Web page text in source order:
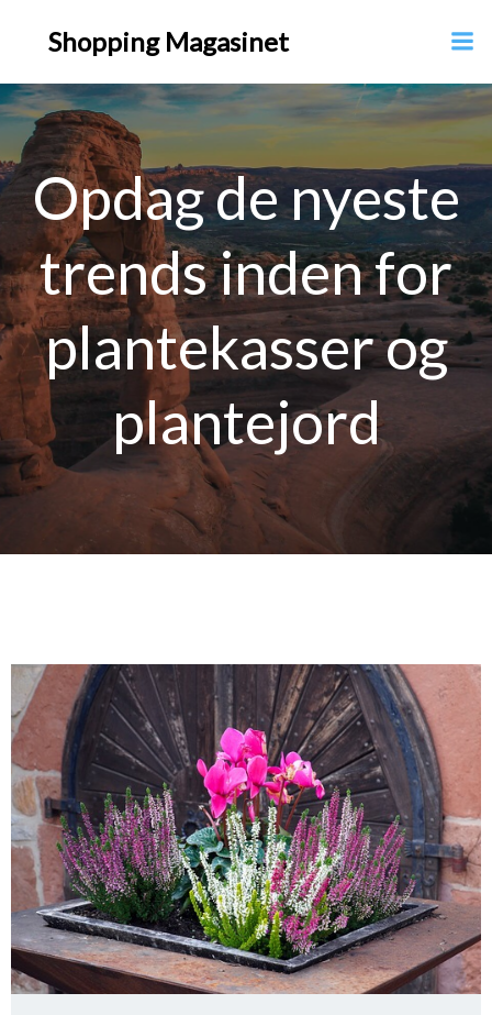
til
Shopping Magasinet
Opdag de nyeste
trends inden for
plantekasser og
plantejord